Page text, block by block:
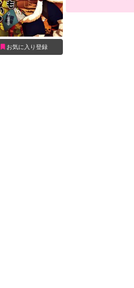
お気に入り登録
触手